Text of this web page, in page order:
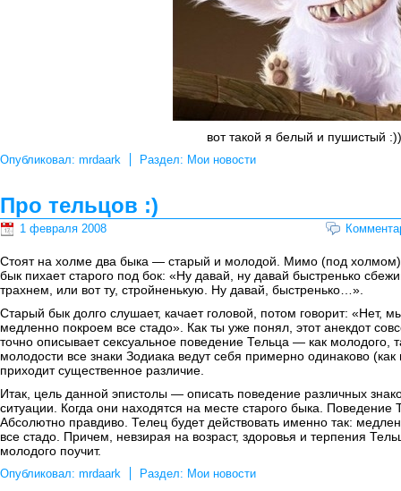
вот такой я белый и пушистый
Опубликовал: mrdaark Раздел: Мои новости
Про тельцов :)
1 февраля 2008
Стоят на холме два быка — старый и молодой. Мимо (под холмом)
бык пихает старого под бок: «Ну давай, ну давай быстренько
трахнем, или вот ту, стройненькую. Ну давай, быстренько…».
Старый бык долго слушает, качает головой, потом говорит: «Нет,
медленно покроем все стадо». Как ты уже понял, этот анекдот
точно описывает сексуальное поведение Тельца — как молодого,
молодости все знаки Зодиака ведут себя примерно одинаково
приходит существенное различие.
Итак, цель данной эпистолы — описать поведение различных
ситуации. Когда они находятся на месте старого быка. Поведение
Абсолютно правдиво. Телец будет действовать именно так:
все стадо. Причем, невзирая на возраст, здоровья и терпения
молодого поучит.
Опубликовал: mrdaark Раздел: Мои новости